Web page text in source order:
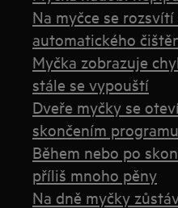
Na myčce se
automatického
Myčka zobrazuje
stále se vypouští
Dveře myčky se
skončením programu
Během nebo po
příliš mnoho pěny
Na dně myčky